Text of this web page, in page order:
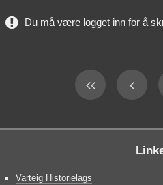
Du må være logget inn for å
Varteig Historielags